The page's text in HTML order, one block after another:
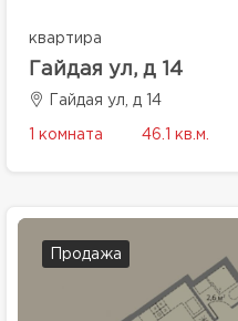
квартира
Гайдая ул, д 14
Гайдая ул, д 14
1 комната 46.1 кв.м.
Продажа